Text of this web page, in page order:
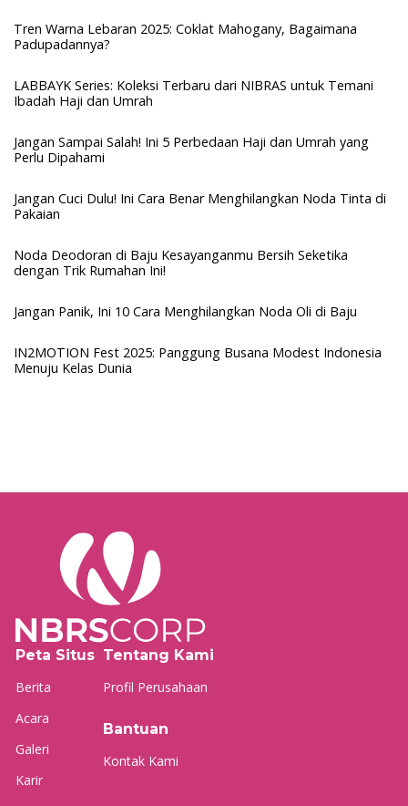
Tren Warna Lebaran 2025: Coklat Mahogany, Bagaimana
Padupadannya?
LABBAYK Series: Koleksi Terbaru dari NIBRAS untuk Temani
Ibadah Haji dan Umrah
Jangan Sampai Salah! Ini 5 Perbedaan Haji dan Umrah yang
Perlu Dipahami
Jangan Cuci Dulu! Ini Cara Benar Menghilangkan Noda Tinta di
Pakaian
Noda Deodoran di Baju Kesayanganmu Bersih Seketika
dengan Trik Rumahan Ini!
Jangan Panik, Ini 10 Cara Menghilangkan Noda Oli di Baju
IN2MOTION Fest 2025: Panggung Busana Modest Indonesia
Menuju Kelas Dunia
Peta Situs
Berita
Acara
Galeri
Karir
Tentang Kami
Profil Perusahaan
Bantuan
Kontak Kami